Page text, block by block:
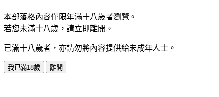
本部落格內容僅限年滿十八歲者瀏覽。
若您未滿十八歲，請立即離開。
已滿十八歲者，亦請勿將內容提供給未成年人士。
我已滿18歲 離開